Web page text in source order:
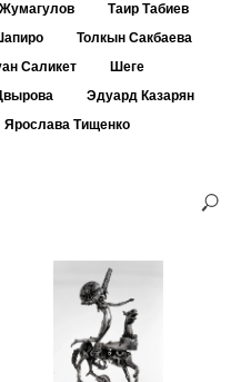
Таир Табиев
Толкын Сакбаева
Саликет
Шеге
Эдуард Казарян
Ярослава Тищенко